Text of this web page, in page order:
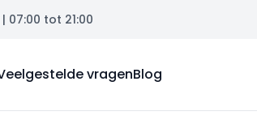
tot 21:00
vragenBlog